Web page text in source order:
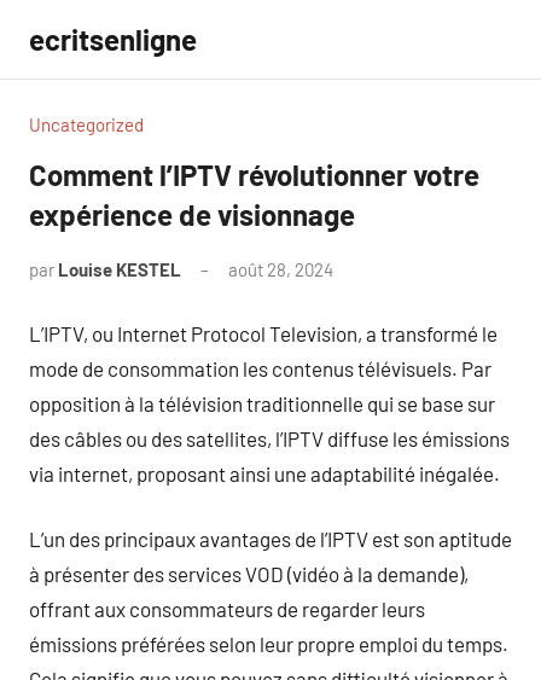
contenu
ecritsenligne
Uncategorized
Comment l’IPTV révolutionner votre
expérience de visionnage
par Louise KESTEL août 28, 2024
L’IPTV, ou Internet Protocol Television, a transformé le
mode de consommation les contenus télévisuels. Par
opposition à la télévision traditionnelle qui se base sur
des câbles ou des satellites, l’IPTV diffuse les émissions
via internet, proposant ainsi une adaptabilité inégalée.
L’un des principaux avantages de l’IPTV est son aptitude
à présenter des services VOD (vidéo à la demande),
offrant aux consommateurs de regarder leurs
émissions préférées selon leur propre emploi du temps.